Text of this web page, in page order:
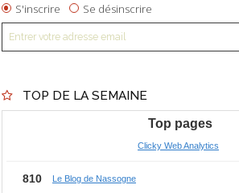
S'inscrire Se désinscrire
TOP DE LA SEMAINE